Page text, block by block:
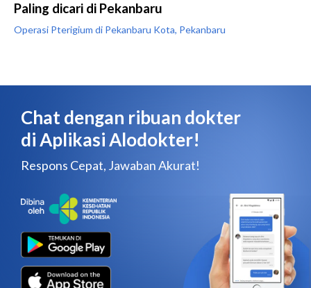
Paling dicari di Pekanbaru
Operasi Pterigium di Pekanbaru Kota, Pekanbaru